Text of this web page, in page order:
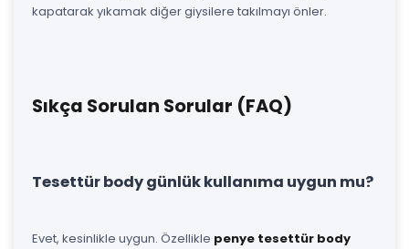
kapatarak yıkamak diğer giysilere takılmayı önler.
Sıkça Sorulan Sorular (FAQ)
Tesettür body günlük kullanıma uygun mu?
Evet, kesinlikle uygun. Özellikle penye tesettür body